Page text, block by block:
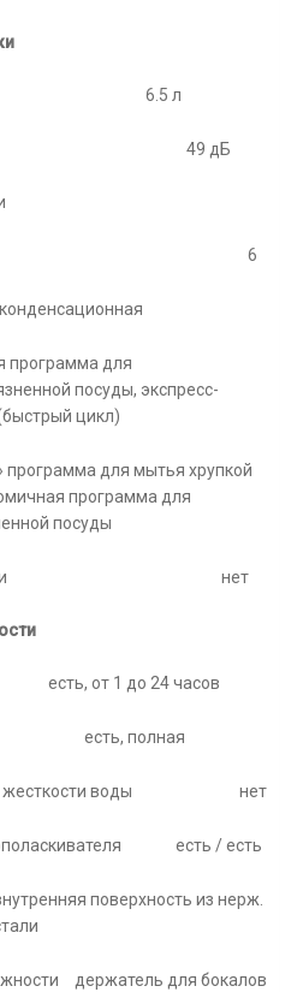
6.5 л
49 дБ
6
конденсационная
программа для
посуды, экспресс-
цикл)
программа для мытья хрупкой
программа для
посуды
нет
есть, от 1 до 24 часов
есть, полная
воды нет
есть / есть
поверхность из нерж.
держатель для бокалов